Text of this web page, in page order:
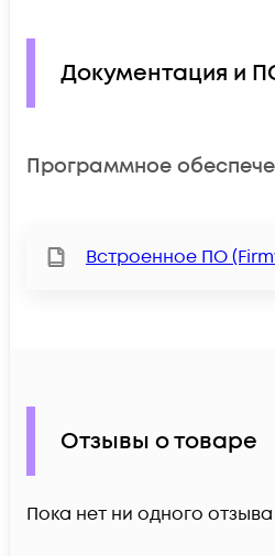
Документация и
Программное
Встроенное ПО
Отзывы о товаре
Пока нет ни одного отзыва